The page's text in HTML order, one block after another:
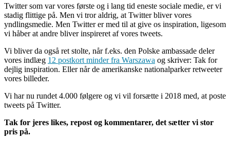
Twitter som var vores første og i lang tid eneste sociale medie, er vi
stadig flittige på. Men vi tror aldrig, at Twitter bliver vores
yndlingsmedie. Men Twitter er med til at give os inspiration, ligesom
vi håber at andre bliver inspireret af vores tweets.
Vi bliver da også ret stolte, når f.eks. den Polske ambassade deler
vores indlæg 12 postkort minder fra Warszawa og skriver: Tak for
dejlig inspiration. Eller når de amerikanske nationalparker retweeter
vores billeder.
Vi har nu rundet 4.000 følgere og vi vil forsætte i 2018 med, at poste
tweets på Twitter.
Tak for jeres likes, repost og kommentarer, det sætter vi stor
pris på.